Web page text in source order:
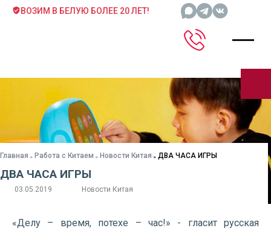
ВОЗИМ В БЕЛУЮ БОЛЕЕ 20 ЛЕТ!
Главная Работа с Китаем Новости Китая ДВА ЧАСА ИГРЫ
ДВА ЧАСА ИГРЫ
03.05.2019 Новости Китая
«Делу – время, потехе – час!» - гласит русская